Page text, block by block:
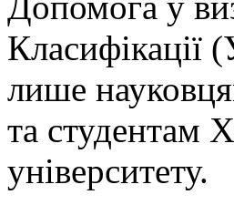
Класифікації
лише
та студентам
університету.